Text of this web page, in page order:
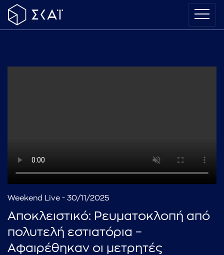
Weekend Live - 30/11/2025
Αποκλειστικό: Ρευματοκλοπή από
πολυτελή εστιατόρια –
Αφαιρέθηκαν οι μετρητές